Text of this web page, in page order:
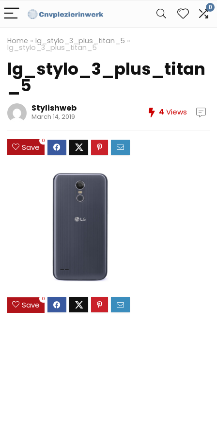
0
Home » lg_stylo_3_plus_titan_5 »
lg_stylo_3_plus_titan_5
lg_stylo_3_plus_titan
_5
Stylishweb
March 14, 2019 4 Views
Save
0
Save
0